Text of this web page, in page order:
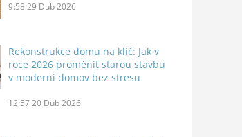
9:58 29 Dub 2026
Rekonstrukce domu na klíč: Jak v
roce 2026 proměnit starou stavbu
v moderní domov bez stresu
12:57 20 Dub 2026